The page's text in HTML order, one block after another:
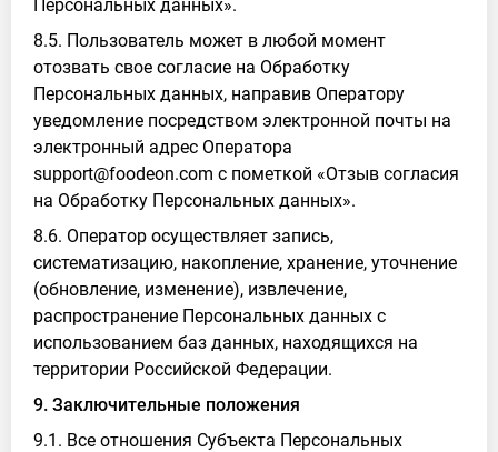
Персональных данных».
8.5. Пользователь может в любой момент
отозвать свое согласие на Обработку
Персональных данных, направив Оператору
уведомление посредством электронной почты на
электронный адрес Оператора
support@foodeon.com с пометкой «Отзыв согласия
на Обработку Персональных данных».
8.6. Оператор осуществляет запись,
систематизацию, накопление, хранение, уточнение
(обновление, изменение), извлечение,
распространение Персональных данных с
использованием баз данных, находящихся на
территории Российской Федерации.
9. Заключительные положения
9.1. Все отношения Субъекта Персональных